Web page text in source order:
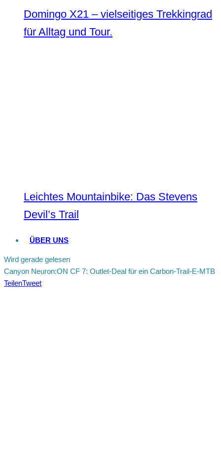
Domingo X21 – vielseitiges Trekkingrad
für Alltag und Tour.
Leichtes Mountainbike: Das Stevens
Devil’s Trail
ÜBER UNS
Wird gerade gelesen
Canyon Neuron:ON CF 7: Outlet-Deal für ein Carbon-Trail-E-MTB
TeilenTweet